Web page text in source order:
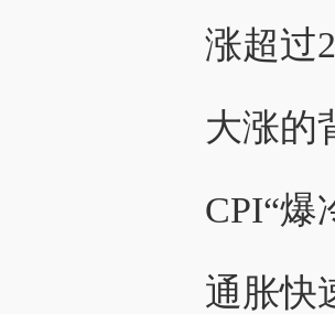
涨超过
大涨的
CPI“爆
通胀快